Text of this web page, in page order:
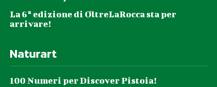
La 6ª edizione di OltreLaRocca sta per
arrivare!
Naturart
100 Numeri per Discover Pistoia!